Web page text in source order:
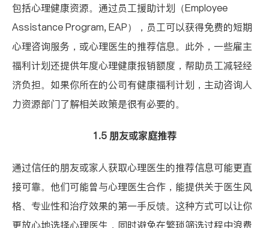
包括心理健康资源。通过员工援助计划 （Employee
Assistance Program, EAP），员工可以获得免费的短期
心理咨询服务，或心理医生的推荐信息。此外，一些雇主
福利计划还提供年度心理健康报销额度，帮助员工减轻经
济负担。如果你所在的公司有健康福利计划，主动咨询人
力资源部门了解相关政策是很有必要的。
1.5 朋友或家庭推荐
通过信任的朋友或家人获取心理医生的推荐信息可能更直
接可靠。他们可能曾与心理医生合作，能提供关于医生风
格、专业性和治疗效果的第一手反馈。这种方式可以让你
更放心地选择心理医生，同时避免在繁琐筛选过程中浪费